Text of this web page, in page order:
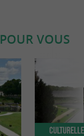
POUR VOUS
Culturelle